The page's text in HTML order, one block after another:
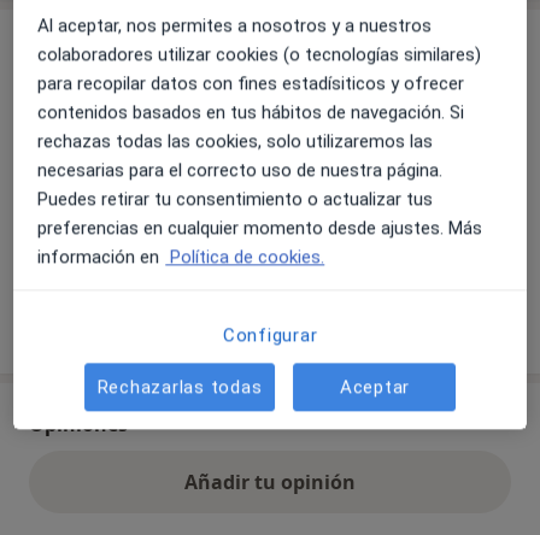
Aseguradoras aceptadas
Se aceptan aseguradoras, pero la cobertura varía
según la ubicación y el servicio.
Sanitas
Mapfre
Fiatc
Caser
Ver todas las aseguradoras
Opiniones
Añadir tu opinión
Al aceptar, nos permites a nosotros y a nuestros
colaboradores utilizar cookies (o tecnologías similares)
para recopilar datos con fines estadísiticos y ofrecer
contenidos basados en tus hábitos de navegación. Si
rechazas todas las cookies, solo utilizaremos las
necesarias para el correcto uso de nuestra página.
Puedes retirar tu consentimiento o actualizar tus
preferencias en cualquier momento desde ajustes. Más
información en Política de cookies.
Configurar
Rechazarlas todas Aceptar